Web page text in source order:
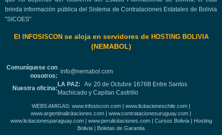
brinda información pública del Sistema de Contrataciones Estatales de Bolivia
"SICOES"
El INFOSISCONse aloja en servidores de HOSTING BOLIVIA
(NEMABOL)
Comuníquese con
nosotros:
info@nemabol.com
Nuestra oficina:
LA PAZ: Av. 20 de Octubre 1676B Entre Santos
Machicado y Capitan Castrillo
WEBS AMIGAS: www.infosiscon.com | www.licitacioneschile.com |
www.argentinalicitaciones.com | www.contratacionesuruguay.com |
www.licitacionesparaguay.com| www.perulicitaciones.com| Cursos Bolivia| Hosting
Bolivia | Boletas de Garantia